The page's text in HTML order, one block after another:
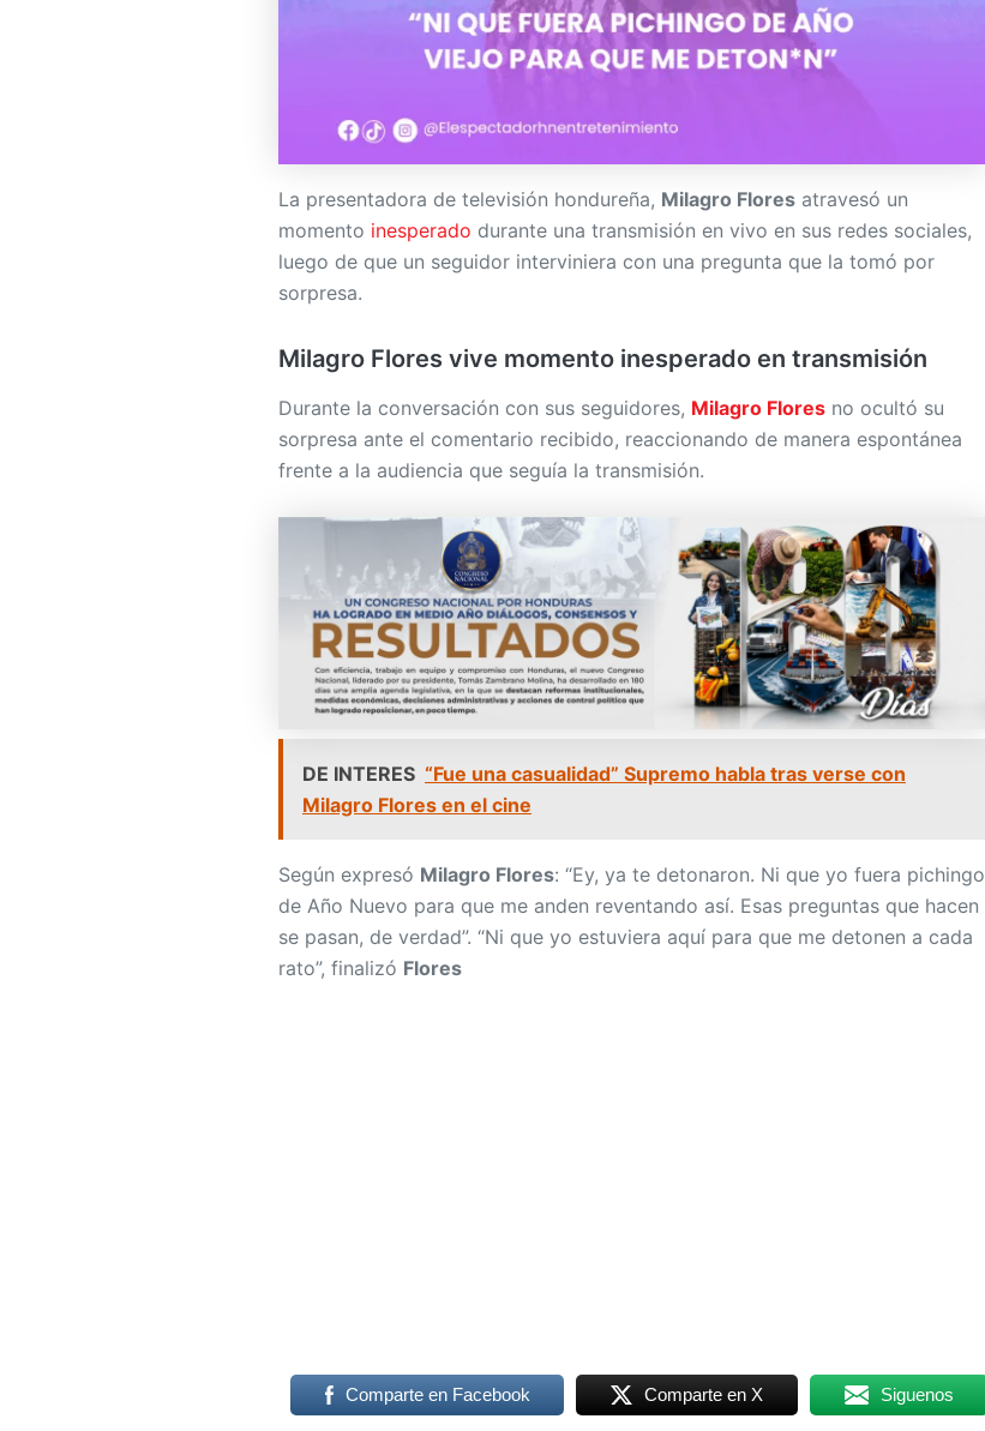
La presentadora de televisión hondureña, Milagro Flores atravesó un
momento inesperado durante una transmisión en vivo en sus redes sociales,
luego de que un seguidor interviniera con una pregunta que la tomó por
sorpresa.
Milagro Flores vive momento inesperado en transmisión
Durante la conversación con sus seguidores, Milagro Flores no ocultó su
sorpresa ante el comentario recibido, reaccionando de manera espontánea
frente a la audiencia que seguía la transmisión.
DE INTERES “Fue una casualidad” Supremo habla tras verse con
Milagro Flores en el cine
Según expresó Milagro Flores: “Ey, ya te detonaron. Ni que yo fuera pichingo
de Año Nuevo para que me anden reventando así. Esas preguntas que hacen
se pasan, de verdad”. “Ni que yo estuviera aquí para que me detonen a cada
rato”, finalizó Flores
Comparte en Facebook Comparte en X Siguenos